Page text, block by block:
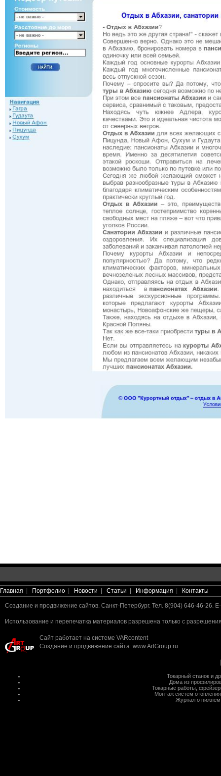
Главная | Портфолио | Новости | Статьи | Информация | Контакты
Создание и продвижение сайтов. Санкт-Петербург. Тел. 8(904) 646-46-26.
Использование и перепечатка материалов разрешена только с
Сайт работает на системе VARcontent
Создание и продвижение сайта: www.ArtGroup.ru
Токарный станок и
Дома из
Токарные работы
Монтаж систем отопления
Журнал о нижнем